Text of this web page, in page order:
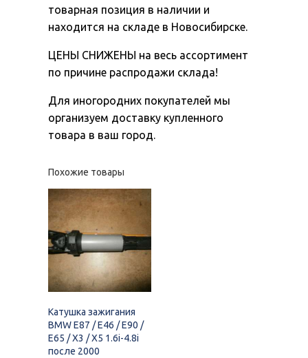
товарная позиция в наличии и
находится на складе в Новосибирске.
ЦЕНЫ СНИЖЕНЫ на весь ассортимент
по причине распродажи склада!
Для иногородних покупателей мы
организуем доставку купленного
товара в ваш город.
Похожие товары
Катушка зажигания
BMW E87 / E46 / E90 /
E65 / X3 / X5 1.6i-4.8i
после 2000